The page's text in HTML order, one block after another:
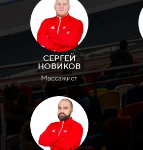
СЕРГЕЙ
НОВИКОВ
Массажист